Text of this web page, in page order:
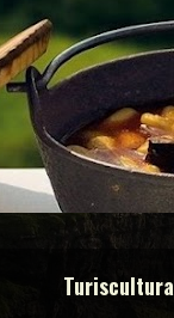
Turiscultura